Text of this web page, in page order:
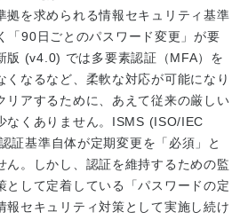
拠を求められる情報セキュリティ基準
「90日ごとのパスワード変更」が要
版 (v4.0) では多要素認証（MFA）を
くなるなど、柔軟な対応が可能になり
リアするために、あえて従来の厳しい
なくありません。ISMS (ISO/IEC
証基準自体が定期変更を「必須」と
ん。しかし、認証を維持するための監
として定着している「パスワードの定
報セキュリティ対策として実施し続け